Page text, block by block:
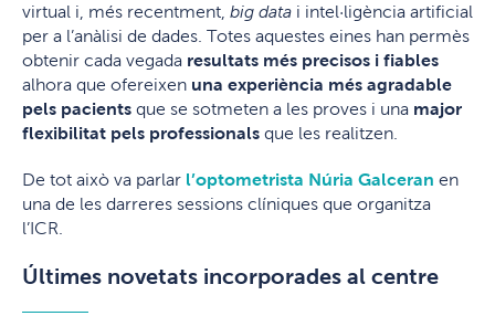
virtual i, més recentment, big data i intel·ligència artificial
per a l’anàlisi de dades. Totes aquestes eines han permès
obtenir cada vegada resultats més precisos i fiables
alhora que ofereixen una experiència més agradable
pels pacients que se sotmeten a les proves i una major
flexibilitat pels professionals que les realitzen.
De tot això va parlar l’optometrista Núria Galceran en
una de les darreres sessions clíniques que organitza
l’ICR.
Últimes novetats incorporades al centre